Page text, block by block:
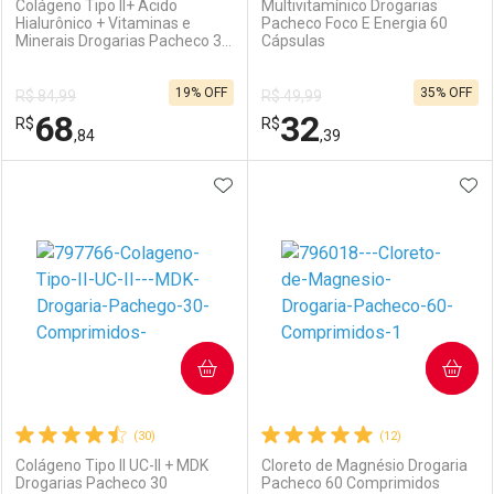
Ativar Desconto
Comprar sem Desconto
Por R$ 23,99/cada
Comprar sem Desconto
Por R$ 23,99/cada
Ativar Desconto
Comprar sem Desconto
Por R$ 135,99/cada
Comprar sem Desconto
Por R$ 135,99/cada
Colágeno Tipo II+ Ácido
Hialurônico + Vitaminas e
Minerais Drogarias Pacheco 30
R$ 84,99
R$68,84
19% OFF
Laboratório
Por Menos
Multivitamínico Drogarias
Pacheco Foco E Energia 60
Cápsulas
R$ 49,99
R$32,39
35% OFF
Laboratório
Por Menos
(30)
Colágeno Tipo II UC-II + MDK
Drogarias Pacheco 30
ADICIONAR AOS FAVORITOS
COMPRAR
(12)
Cloreto de Magnésio Drogaria
Pacheco 60 Comprimidos
COMPRAR